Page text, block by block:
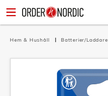
Hem & Hushåll Batterier/Laddare